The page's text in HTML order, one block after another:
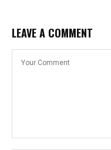
LEAVE A COMMENT